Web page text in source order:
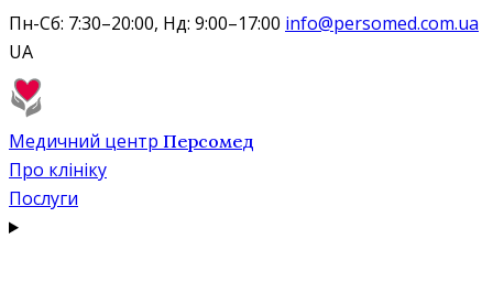
Пн-Сб: 7:30–20:00, Нд: 9:00–17:00 info@persomed.com.ua
UA
Медичний центр Персомед
Про клініку
Послуги